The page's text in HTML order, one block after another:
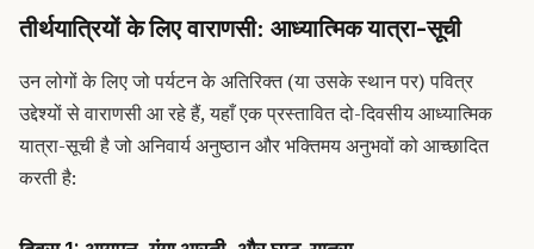
तीर्थयात्रियों के लिए वाराणसी: आध्यात्मिक यात्रा-सूची
उन लोगों के लिए जो पर्यटन के अतिरिक्त (या उसके स्थान पर) पवित्र
उद्देश्यों से वाराणसी आ रहे हैं, यहाँ एक प्रस्तावित दो-दिवसीय आध्यात्मिक
यात्रा-सूची है जो अनिवार्य अनुष्ठान और भक्तिमय अनुभवों को आच्छादित
करती है: